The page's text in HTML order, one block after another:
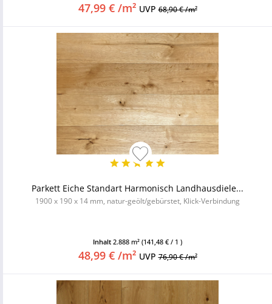
47,99 € /m² UVP68,90 € /m²
Parkett Eiche Standart Harmonisch Landhausdiele...
1900 x 190 x 14 mm, natur-geölt/gebürstet, Klick-Verbindung
Inhalt 2.888 m² (141,48 € / 1 )
48,99 € /m² UVP76,90 € /m²